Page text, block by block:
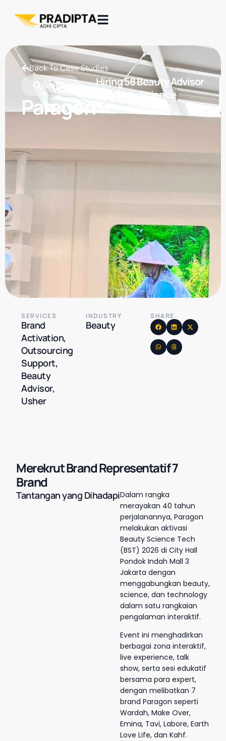
Back To Case Studies
Beauty
Paragon
Hiring 58 Beauty Advisor
di Beauty Science
Technology 2026
SERVICES
Brand
Activation,
Outsourcing
Support,
Beauty
Advisor,
Usher
INDUSTRY
Beauty
SHARE
Merekrut Brand Representatif 7
Brand
Tantangan yang DihadapiDalam rangka
merayakan 40 tahun
perjalanannya, Paragon
melakukan aktivasi
Beauty Science Tech
(BST) 2026 di City Hall
Pondok Indah Mall 3
Jakarta dengan
menggabungkan beauty,
science, dan technology
dalam satu rangkaian
pengalaman interaktif.
Event ini menghadirkan
berbagai zona interaktif,
live experience, talk
show, serta sesi edukatif
bersama para expert,
dengan melibatkan 7
brand Paragon seperti
Wardah, Make Over,
Emina, Tavi, Labore, Earth
Love Life, dan Kahf.